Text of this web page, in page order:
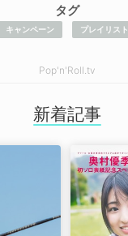
タグ
キャンペーン プレイリスト
Pop'n'Roll.tv
新着記事